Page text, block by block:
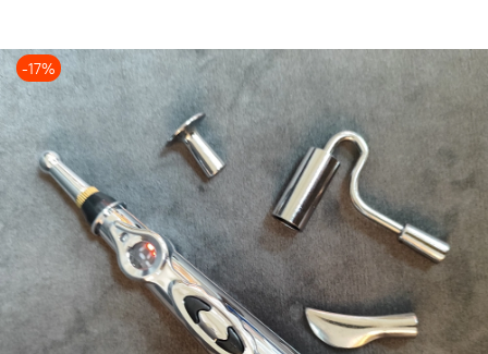
-17%